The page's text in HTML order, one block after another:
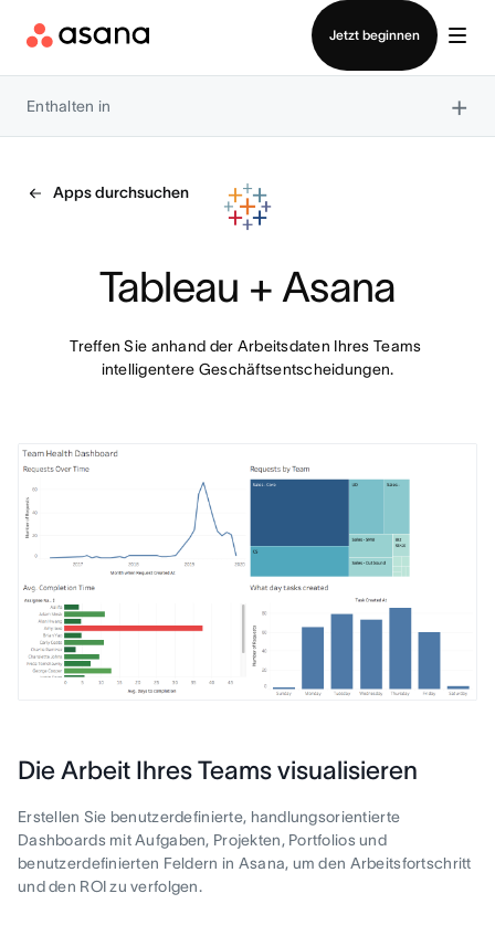
Jetzt beginnen
Vertrieb kontaktieren
Enthalten in ×
Apps durchsuchen
Tableau + Asana
Treffen Sie anhand der Arbeitsdaten Ihres Teams
intelligentere Geschäftsentscheidungen.
Die Arbeit Ihres Teams visualisieren
Erstellen Sie benutzerdefinierte, handlungsorientierte
Dashboards mit Aufgaben, Projekten, Portfolios und
benutzerdefinierten Feldern in Asana, um den Arbeitsfortschritt
und den ROI zu verfolgen.